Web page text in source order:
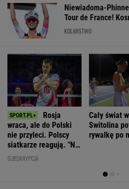
Niewiadoma-
Tour de France!
KOLARSTWO
Rosja
wraca, ale do Polski
nie przyleci. Polscy
siatkarze reagują. "Nie
rozumiem"
SUBSKRYPCJA
Cały świat
Switolina
rywalkę po